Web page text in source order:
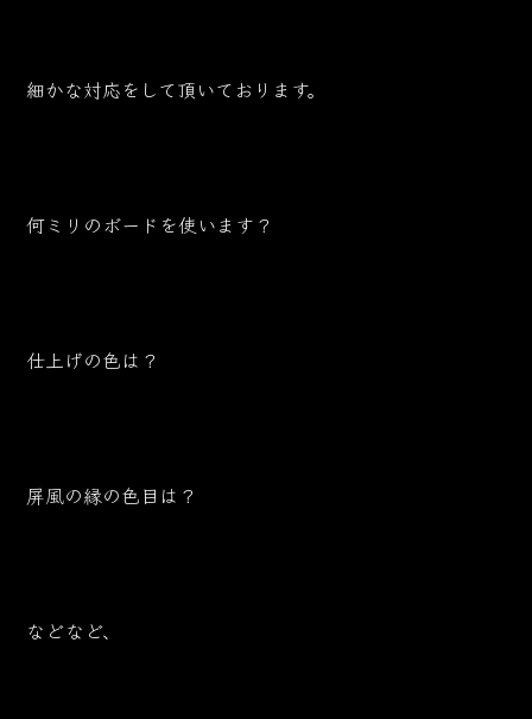
細かな対応をして頂いております。
何ミリのボードを使います？
仕上げの色は？
屏風の縁の色目は？
などなど、